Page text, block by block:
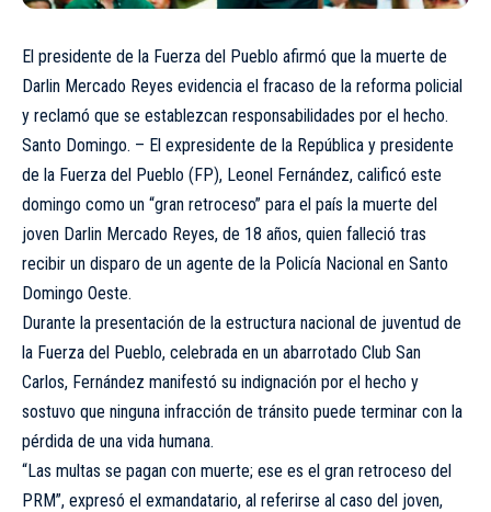
El presidente de la Fuerza del Pueblo afirmó que la muerte de
Darlin Mercado Reyes evidencia el fracaso de la reforma policial
y reclamó que se establezcan responsabilidades por el hecho.
Santo Domingo. – El expresidente de la República y presidente
de la Fuerza del Pueblo (FP), Leonel Fernández, calificó este
domingo como un “gran retroceso” para el país la muerte del
joven Darlin Mercado Reyes, de 18 años, quien falleció tras
recibir un disparo de un agente de la Policía Nacional en Santo
Domingo Oeste.
Durante la presentación de la estructura nacional de juventud de
la Fuerza del Pueblo, celebrada en un abarrotado Club San
Carlos, Fernández manifestó su indignación por el hecho y
sostuvo que ninguna infracción de tránsito puede terminar con la
pérdida de una vida humana.
“Las multas se pagan con muerte; ese es el gran retroceso del
PRM”, expresó el exmandatario, al referirse al caso del joven,